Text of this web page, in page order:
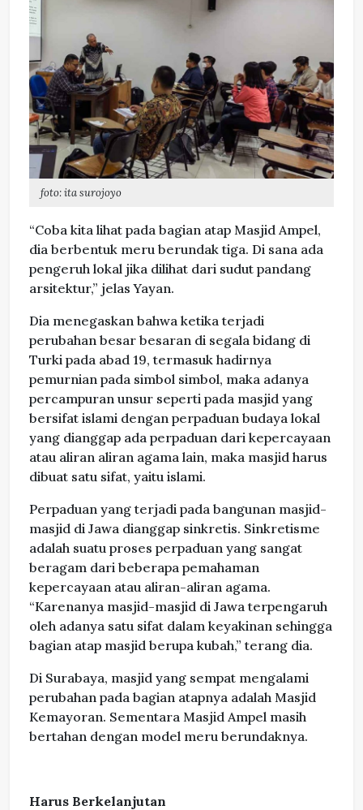
foto: ita surojoyo
“Coba kita lihat pada bagian atap Masjid Ampel,
dia berbentuk meru berundak tiga. Di sana ada
pengeruh lokal jika dilihat dari sudut pandang
arsitektur,” jelas Yayan.
Dia menegaskan bahwa ketika terjadi
perubahan besar besaran di segala bidang di
Turki pada abad 19, termasuk hadirnya
pemurnian pada simbol simbol, maka adanya
percampuran unsur seperti pada masjid yang
bersifat islami dengan perpaduan budaya lokal
yang dianggap ada perpaduan dari kepercayaan
atau aliran aliran agama lain, maka masjid harus
dibuat satu sifat, yaitu islami.
Perpaduan yang terjadi pada bangunan masjid-
masjid di Jawa dianggap sinkretis. Sinkretisme
adalah suatu proses perpaduan yang sangat
beragam dari beberapa pemahaman
kepercayaan atau aliran-aliran agama.
“Karenanya masjid-masjid di Jawa terpengaruh
oleh adanya satu sifat dalam keyakinan sehingga
bagian atap masjid berupa kubah,” terang dia.
Di Surabaya, masjid yang sempat mengalami
perubahan pada bagian atapnya adalah Masjid
Kemayoran. Sementara Masjid Ampel masih
bertahan dengan model meru berundaknya.
Harus Berkelanjutan